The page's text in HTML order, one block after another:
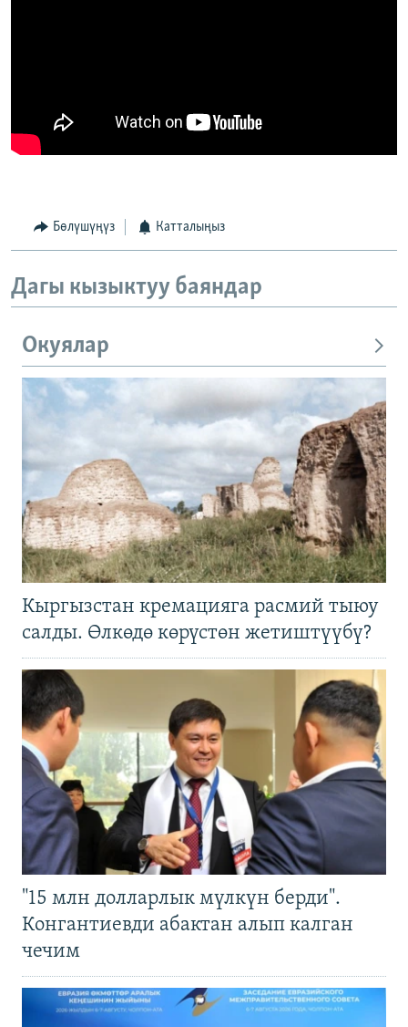
Бөлүшүңүз Катталыңыз
Дагы кызыктуу баяндар
Окуялар
Кыргызстан кремацияга расмий тыюу
салды. Өлкөдө көрүстөн жетиштүүбү?
"15 млн долларлык мүлкүн берди".
Конгантиевди абактан алып калган
чечим